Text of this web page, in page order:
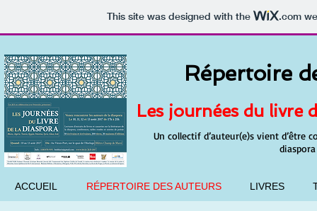
This site was designed with the .com
ACCUEIL RÉPERTOIRE DES AUTEURS LIVRES
Un collectif d’auteur(e)s vient d’être
Les journées du livre
Répertoire